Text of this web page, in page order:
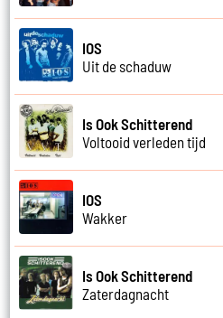
IOS
Uit de schaduw
Is Ook Schitterend
Voltooid verleden tijd
IOS
Wakker
Is Ook Schitterend
Zaterdagnacht